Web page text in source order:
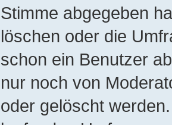
Stimme abgegeben
löschen oder die
schon ein Benutzer
nur noch von
oder gelöscht